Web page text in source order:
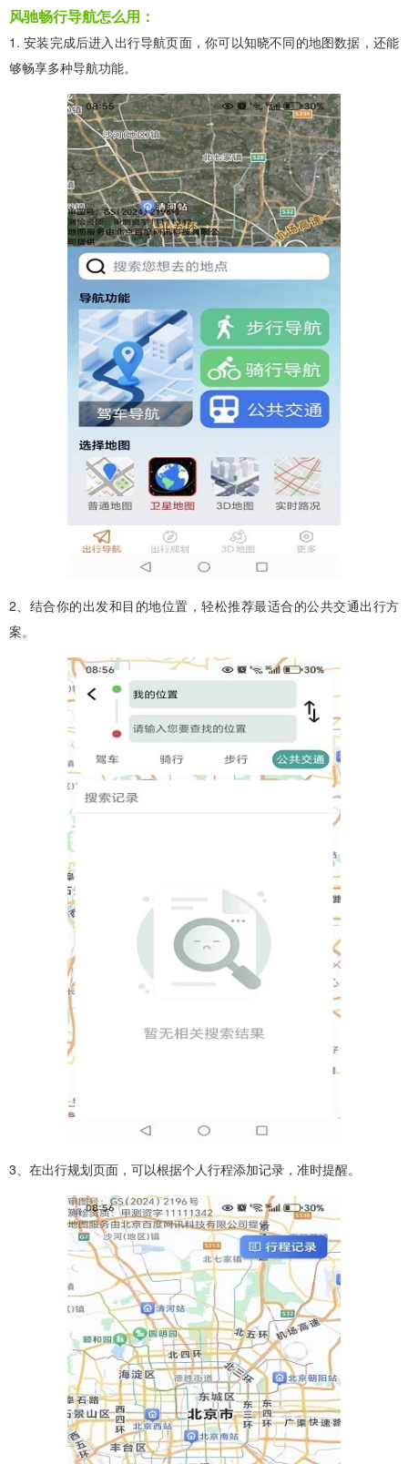
风驰畅行导航怎么用：
1. 安装完成后进入出行导航页面，你可以知晓不同的地图数据，还能
够畅享多种导航功能。
2、结合你的出发和目的地位置，轻松推荐最适合的公共交通出行方
案。
3、在出行规划页面，可以根据个人行程添加记录，准时提醒。